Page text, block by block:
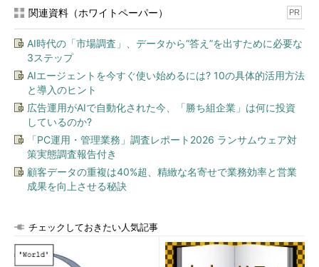
（1） このタブを選択する。
Windows Vista SP1のDirectX診断ツールの画面
Windows Vista SP1で標準のDirectX 10がインス
によっては、ここがDirectX 11になっているかもし
れない。
（1）ここを見ると、DirectXのバージョンが分
かる。
関連資料（ホワイトペーパー） PR
AI時代の「市場調査」、データから“答え”を出すために必要な
3ステップ
AIエージェントを今すぐ使い始めるには? 10の具体的活用方法
と導入のヒント
広告運用がAIで自動化された今、「勝ち組企業」は何に投資
しているのか?
「PC運用・管理業務」調査レポート2026 ランサムウェア対
策実態調査報告付き
顧客データの重複は40%超、精緻な名寄せで業務効率と営業
成果を向上させる秘訣
チェックしておきたい人気記事